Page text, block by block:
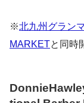
※北九州グラン
MARKETと同時